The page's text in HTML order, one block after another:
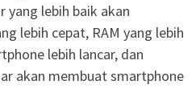
yang lebih baik akan
lebih cepat, RAM yang lebih
lebih lancar, dan
akan membuat smartphone